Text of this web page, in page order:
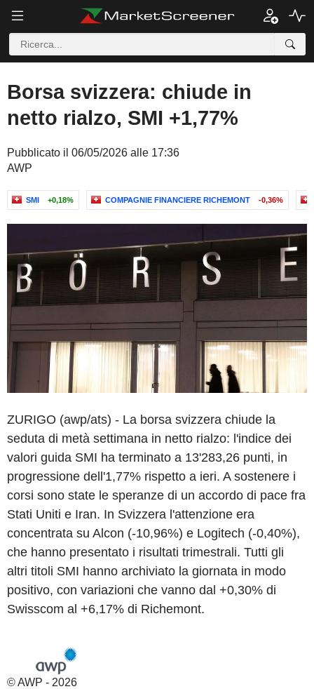
Borsa svizzera: chiude in
netto rialzo, SMI +1,77%
Pubblicato il 06/05/2026 alle 17:36
AWP
SMI +0,18% COMPAGNIE FINANCIERE RICHEMONT -0,36%
ZURIGO (awp/ats) - La borsa svizzera chiude la
seduta di metà settimana in netto rialzo: l'indice dei
valori guida SMI ha terminato a 13'283,26 punti, in
progressione dell'1,77% rispetto a ieri. A sostenere i
corsi sono state le speranze di un accordo di pace fra
Stati Uniti e Iran. In Svizzera l'attenzione era
concentrata su Alcon (-10,96%) e Logitech (-0,40%),
che hanno presentato i risultati trimestrali. Tutti gli
altri titoli SMI hanno archiviato la giornata in modo
positivo, con variazioni che vanno dal +0,30% di
Swisscom al +6,17% di Richemont.
© AWP - 2026